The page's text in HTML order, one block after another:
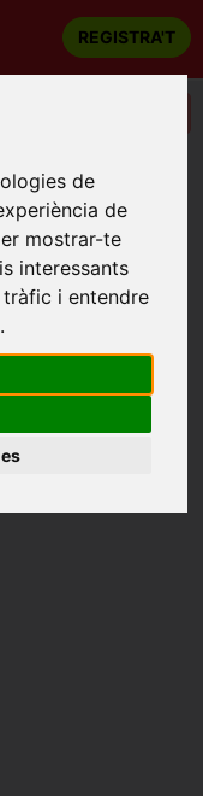
de
de
mostrar-te
interessants
i entendre
REGISTRA'T
de Mancor
Vall, Illes Balears